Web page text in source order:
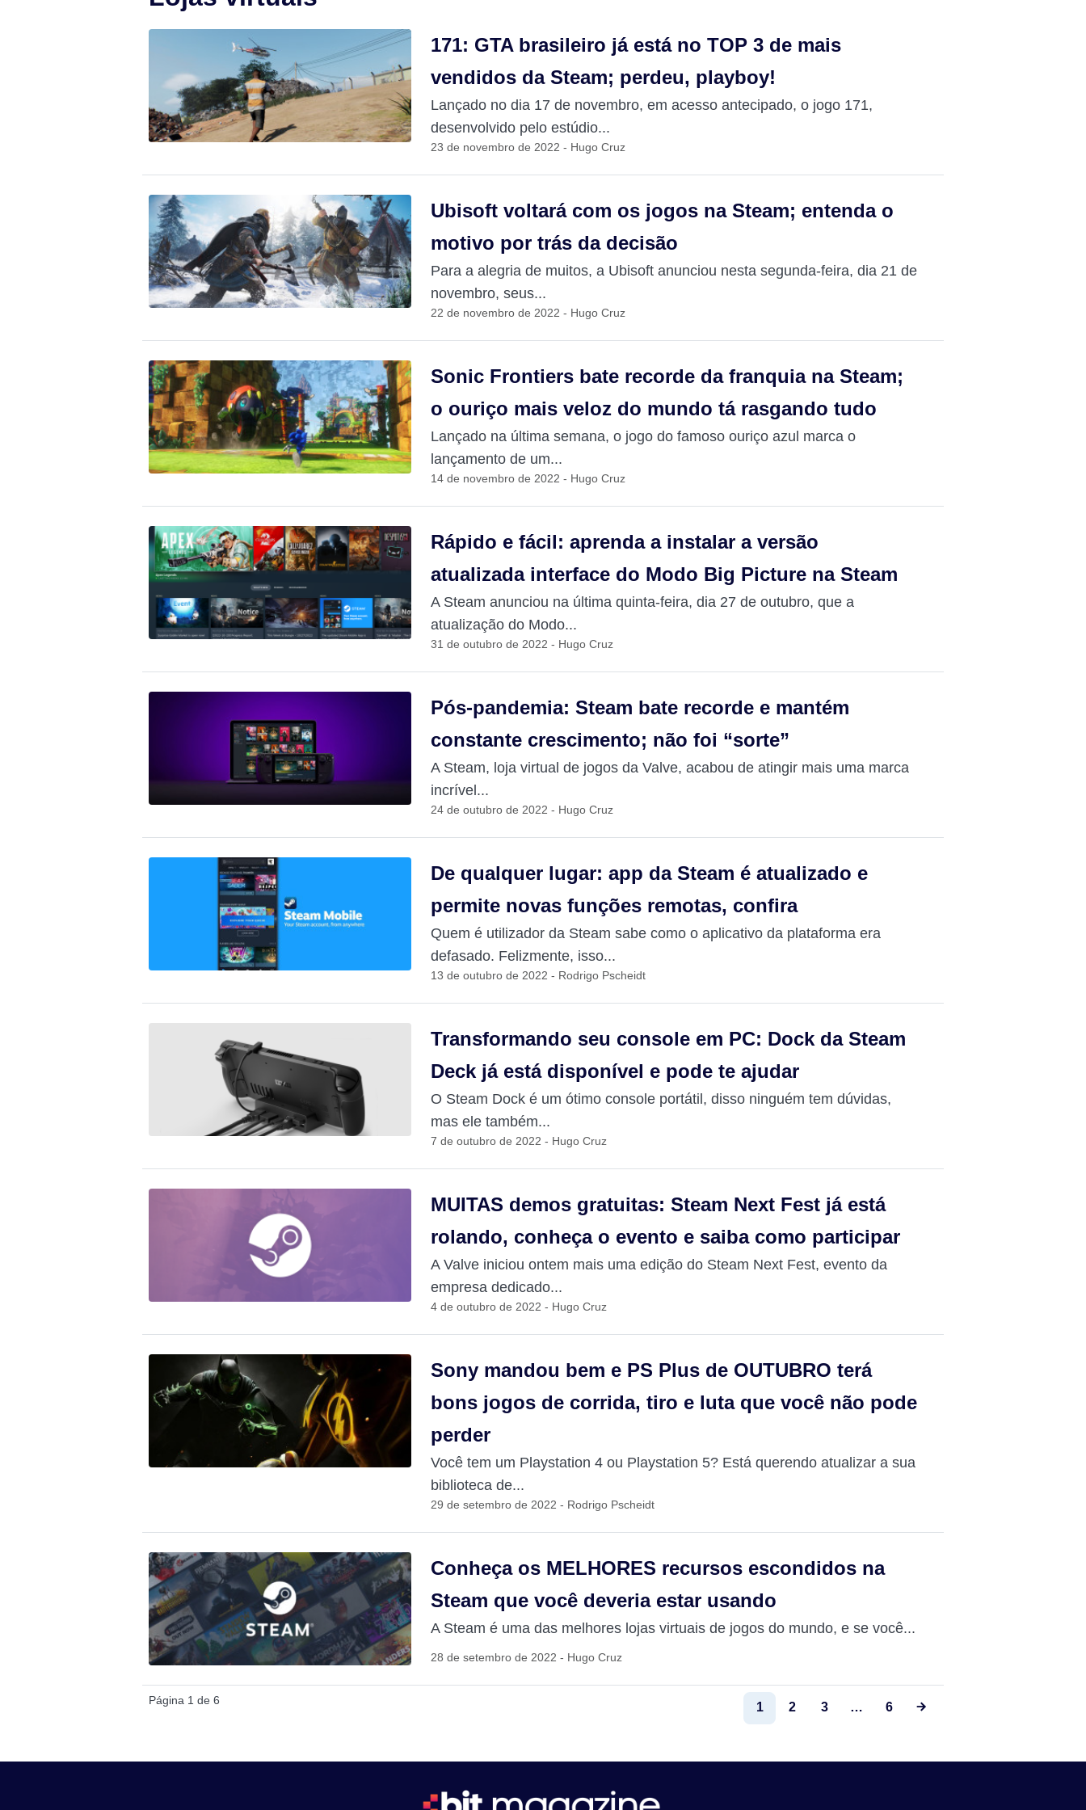
171: GTA brasileiro já está no TOP 3 de mais
vendidos da Steam; perdeu, playboy!
Lançado no dia 17 de novembro, em acesso antecipado, o jogo 171,
desenvolvido pelo estúdio...
23 de novembro de 2022 - Hugo Cruz
Ubisoft voltará com os jogos na Steam; entenda o
motivo por trás da decisão
Para a alegria de muitos, a Ubisoft anunciou nesta segunda-feira, dia 21 de
novembro, seus...
22 de novembro de 2022 - Hugo Cruz
Sonic Frontiers bate recorde da franquia na Steam;
o ouriço mais veloz do mundo tá rasgando tudo
Lançado na última semana, o jogo do famoso ouriço azul marca o
lançamento de um...
14 de novembro de 2022 - Hugo Cruz
Rápido e fácil: aprenda a instalar a versão
atualizada interface do Modo Big Picture na Steam
A Steam anunciou na última quinta-feira, dia 27 de outubro, que a
atualização do Modo...
31 de outubro de 2022 - Hugo Cruz
Pós-pandemia: Steam bate recorde e mantém
constante crescimento; não foi “sorte”
A Steam, loja virtual de jogos da Valve, acabou de atingir mais uma marca
incrível...
24 de outubro de 2022 - Hugo Cruz
De qualquer lugar: app da Steam é atualizado e
permite novas funções remotas, confira
Quem é utilizador da Steam sabe como o aplicativo da plataforma era
defasado. Felizmente, isso...
13 de outubro de 2022 - Rodrigo Pscheidt
Transformando seu console em PC: Dock da Steam
Deck já está disponível e pode te ajudar
O Steam Dock é um ótimo console portátil, disso ninguém tem dúvidas,
mas ele também...
7 de outubro de 2022 - Hugo Cruz
MUITAS demos gratuitas: Steam Next Fest já está
rolando, conheça o evento e saiba como participar
A Valve iniciou ontem mais uma edição do Steam Next Fest, evento da
empresa dedicado...
4 de outubro de 2022 - Hugo Cruz
Sony mandou bem e PS Plus de OUTUBRO terá
bons jogos de corrida, tiro e luta que você não pode
perder
Você tem um Playstation 4 ou Playstation 5? Está querendo atualizar a sua
biblioteca de...
29 de setembro de 2022 - Rodrigo Pscheidt
Conheça os MELHORES recursos escondidos na
Steam que você deveria estar usando
A Steam é uma das melhores lojas virtuais de jogos do mundo, e se você...
28 de setembro de 2022 - Hugo Cruz
Página 1 de 6 1 2 3 … 6